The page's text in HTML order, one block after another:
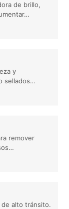
de brillo,
y
sellados…
remover
de alto tránsito.